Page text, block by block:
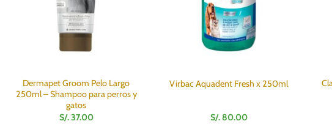
elegir
en
la
página
producto
Dermapet Groom Pelo Largo
250ml – Shampoo para perros y
gatos
S/.37.00
Virbac Aquadent Fresh x 250ml
S/.80.00